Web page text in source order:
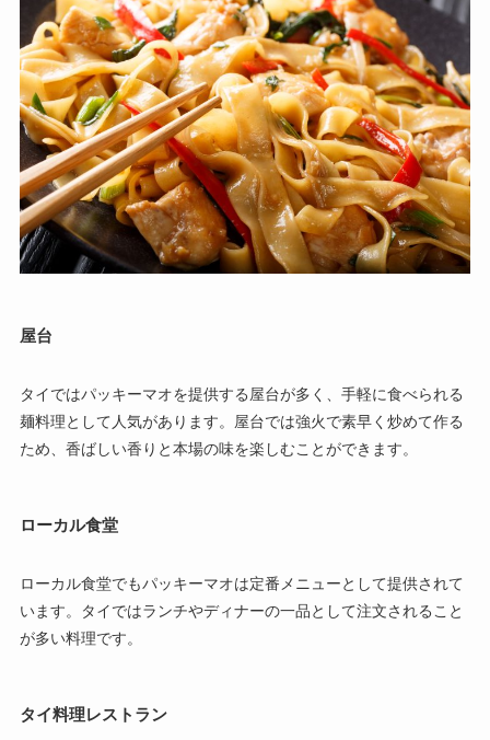
屋台
タイではパッキーマオを提供する屋台が多く、手軽に食べられる
麺料理として人気があります。屋台では強火で素早く炒めて作る
ため、香ばしい香りと本場の味を楽しむことができます。
ローカル食堂
ローカル食堂でもパッキーマオは定番メニューとして提供されて
います。タイではランチやディナーの一品として注文されること
が多い料理です。
タイ料理レストラン